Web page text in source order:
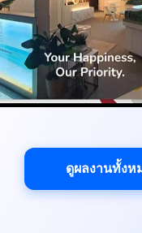
ดูผลงานทั้งห